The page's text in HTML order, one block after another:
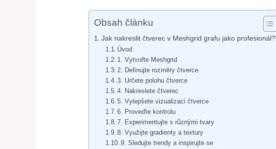
Obsah článku
Jak nakreslit čtverec v Meshgrid grafu jako profesionál?
Úvod
1. Vytvořte Meshgrid
2. Definujte rozměry čtverce
3. Určete polohu čtverce
4. Nakreslete čtverec
5. Vylepšete vizualizaci čtverce
6. Proveďte kontrolu
7. Experimentujte s různými tvary
8. Využijte gradienty a textury
9. Sledujte trendy a inspirujte se